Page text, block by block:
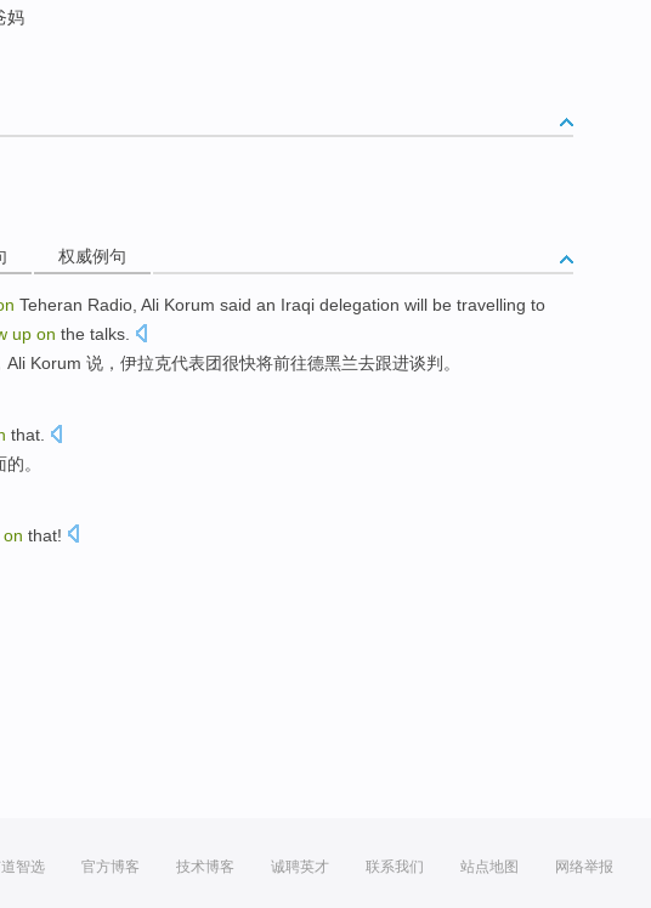
妈
权威例句
Teheran Radio Ali Korum said an Iraqi delegation will be travelling to
up on the talks
Ali Korum 说 ， 伊拉克代表团很快将前往德黑兰去跟进谈判。
that
。
on that!
智选 官方博客 技术博客 诚聘英才 联系我们 站点地图 网络举报